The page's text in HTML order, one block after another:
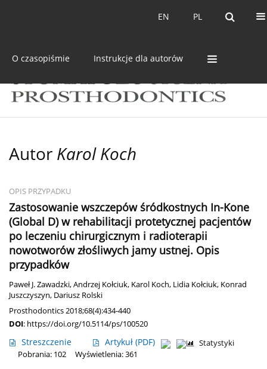
PL
EN PL
EN
O czasopiśmie Instrukcje dla autorów
Autor Karol Koch
OPIS PRZYPADKU
Zastosowanie wszczepów śródkostnych In-Kone
(Global D) w rehabilitacji protetycznej pacjentów
po leczeniu chirurgicznym i radioterapii
nowotworów złośliwych jamy ustnej. Opis
przypadków
Paweł J. Zawadzki,Andrzej Kołciuk, Karol Koch, Lidia Kołciuk, Konrad
Juszczyszyn, Dariusz Rolski
Prosthodontics 2018;68(4):434-440
DOI: https://doi.org/10.5114/ps/100520
Streszczenie Artykuł (PDF)
Statystyki
Pobrania: 102
Wyświetlenia: 361